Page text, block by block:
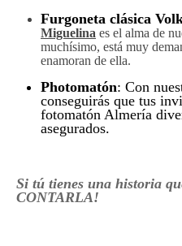
Furgoneta clásica
Miguelina es el alma de
muchísimo, está muy
enamoran de ella.
Photomatón: Con
conseguirás que tus
fotomatón Almería
asegurados.
Si tú tienes una historia
CONTARLA!